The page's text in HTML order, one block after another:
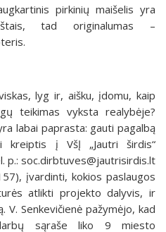
pirkinių maišelis yra
tad originalumas –
lyg ir, aišku, įdomu, kaip
teikimas vyksta realybėje?
labai paprasta: gauti pagalbą
kreiptis į VšĮ „Jautri širdis“
p.: soc.dirbtuves@jautrisirdis.lt
įvardinti, kokios paslaugos
atlikti projekto dalyvis, ir
V. Senkevičienė pažymėjo, kad
sąraše liko 9 miesto